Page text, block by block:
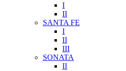
I
II
SANTA FE
I
II
III
SONATA
II